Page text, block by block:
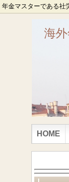
年金マスターである社
海
HOME